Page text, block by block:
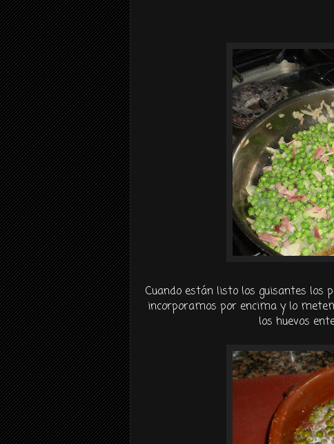
Cuando están listo los guisantes los
incorporamos por encima y lo
los huevos